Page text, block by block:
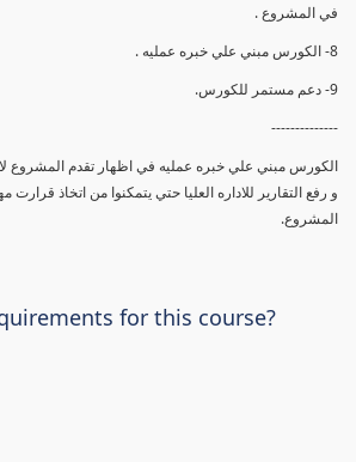
في المشروع .
8- الكورس مبني علي خبره عمليه .
9- دعم مستمر للكورس.
--------------
الكورس مبني علي خبره عمليه في اظهار تقدم المشروع
و رفع التقارير للاداره العليا حتي يتمكنوا من اتخاذ
المشروع.
for this course?